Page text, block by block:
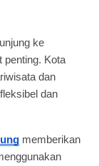
ke
penting. Kota
dan
dan
memberikan